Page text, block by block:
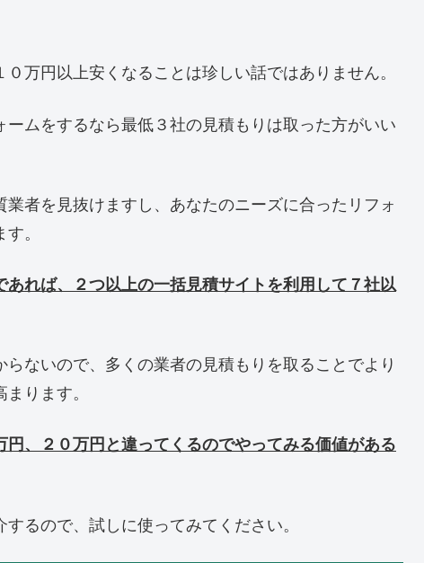
万円以上安くなることは珍しい話ではありません。
ムをするなら最低３社の見積もりは取った方がいい
者を見抜けますし、あなたのニーズに合ったリフォ
。
れば、２つ以上の一括見積サイトを利用して７社以
ないので、多くの業者の見積もりを取ることでより
ります。
、２０万円と違ってくるのでやってみる価値がある
るので、試しに使ってみてください。